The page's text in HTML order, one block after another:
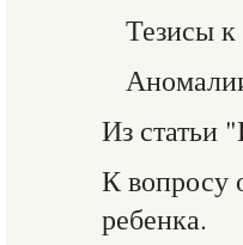
Тезисы
Из статьи
К вопросу
ребенка.